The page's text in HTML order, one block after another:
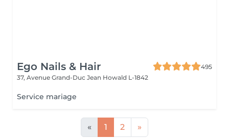
Ego Nails & Hair
495
37, Avenue Grand-Duc Jean Howald L-1842
Service mariage
« 1 2 »